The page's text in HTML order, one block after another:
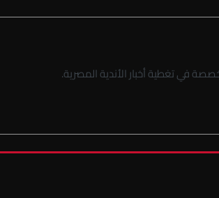
في تغطية أخبار الأندية المصرية.